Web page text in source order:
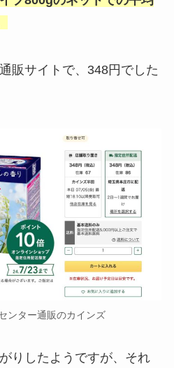
販サイトで、348円でした
ンター通販のカインズ
りしたようですが、それ